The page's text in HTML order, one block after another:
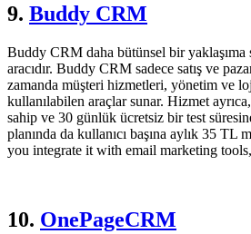
9. Buddy CRM
Buddy CRM daha bütünsel bir
aracıdır. Buddy CRM sadece satış ve
zamanda müşteri hizmetleri, yönetim ve
kullanılabilen araçlar sunar. Hizmet
sahip ve 30 günlük ücretsiz bir test
planında da kullanıcı başına aylık 35 TL
you integrate it with email marketing
10. OnePageCRM